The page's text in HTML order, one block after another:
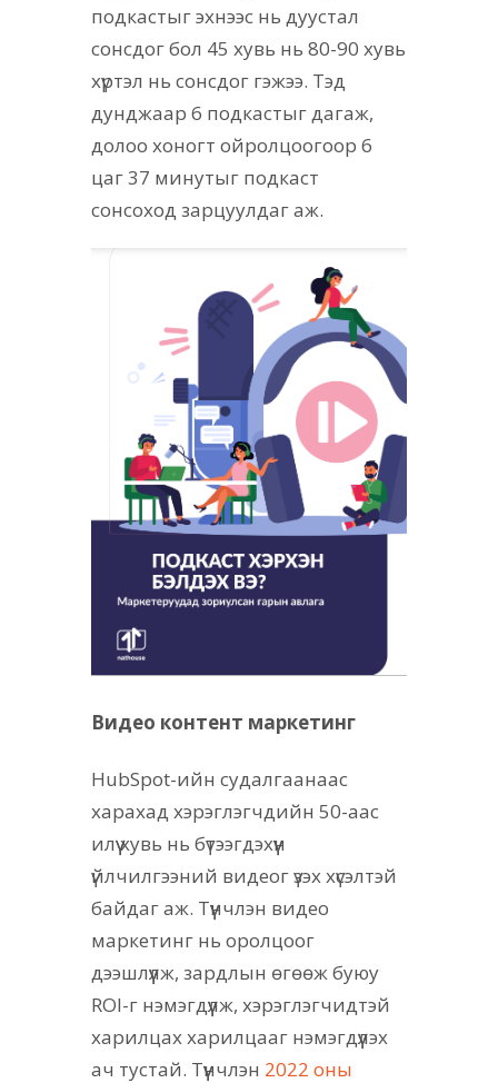
подкастыг эхнээс нь дуустал
сонсдог бол 45 хувь нь 80-90 хувь
хүртэл нь сонсдог гэжээ. Тэд
дунджаар 6 подкастыг дагаж,
долоо хоногт ойролцоогоор 6
цаг 37 минутыг подкаст
сонсоход зарцуулдаг аж.
Видео контент маркетинг
HubSpot-ийн судалгаанаас
харахад хэрэглэгчдийн 50-аас
илүү хувь нь бүтээгдэхүүн
үйлчилгээний видеог үзэх хүсэлтэй
байдаг аж. Түүнчлэн видео
маркетинг нь оролцоог
дээшлүүлж, зардлын өгөөж буюу
ROI-г нэмэгдүүлж, хэрэглэгчидтэй
харилцах харилцааг нэмэгдүүлэх
ач тустай. Түүнчлэн 2022 оны